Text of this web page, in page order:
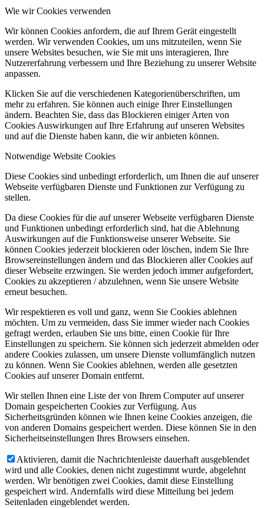
Wie wir Cookies verwenden
Wir können Cookies anfordern, die auf Ihrem Gerät eingestellt
werden. Wir verwenden Cookies, um uns mitzuteilen, wenn Sie
unsere Websites besuchen, wie Sie mit uns interagieren, Ihre
Nutzererfahrung verbessern und Ihre Beziehung zu unserer Website
anpassen.
Klicken Sie auf die verschiedenen Kategorienüberschriften, um
mehr zu erfahren. Sie können auch einige Ihrer Einstellungen
ändern. Beachten Sie, dass das Blockieren einiger Arten von
Cookies Auswirkungen auf Ihre Erfahrung auf unseren Websites
und auf die Dienste haben kann, die wir anbieten können.
Notwendige Website Cookies
Diese Cookies sind unbedingt erforderlich, um Ihnen die auf unserer
Webseite verfügbaren Dienste und Funktionen zur Verfügung zu
stellen.
Da diese Cookies für die auf unserer Webseite verfügbaren Dienste
und Funktionen unbedingt erforderlich sind, hat die Ablehnung
Auswirkungen auf die Funktionsweise unserer Webseite. Sie
können Cookies jederzeit blockieren oder löschen, indem Sie Ihre
Browsereinstellungen ändern und das Blockieren aller Cookies auf
dieser Webseite erzwingen. Sie werden jedoch immer aufgefordert,
Cookies zu akzeptieren / abzulehnen, wenn Sie unsere Website
erneut besuchen.
Wir respektieren es voll und ganz, wenn Sie Cookies ablehnen
möchten. Um zu vermeiden, dass Sie immer wieder nach Cookies
gefragt werden, erlauben Sie uns bitte, einen Cookie für Ihre
Einstellungen zu speichern. Sie können sich jederzeit abmelden oder
andere Cookies zulassen, um unsere Dienste vollumfänglich nutzen
zu können. Wenn Sie Cookies ablehnen, werden alle gesetzten
Cookies auf unserer Domain entfernt.
Wir stellen Ihnen eine Liste der von Ihrem Computer auf unserer
Domain gespeicherten Cookies zur Verfügung. Aus
Sicherheitsgründen können wie Ihnen keine Cookies anzeigen, die
von anderen Domains gespeichert werden. Diese können Sie in den
Sicherheitseinstellungen Ihres Browsers einsehen.
Aktivieren, damit die Nachrichtenleiste dauerhaft ausgeblendet
wird und alle Cookies, denen nicht zugestimmt wurde, abgelehnt
werden. Wir benötigen zwei Cookies, damit diese Einstellung
gespeichert wird. Andernfalls wird diese Mitteilung bei jedem
Seitenladen eingeblendet werden.